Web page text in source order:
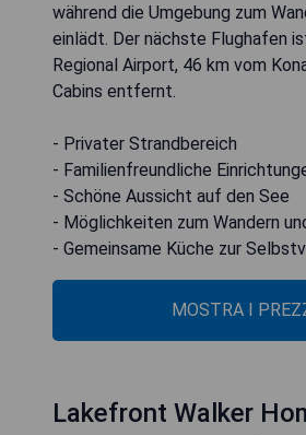
während die Umgebung zum
einlädt. Der nächste Flughafen
Regional Airport, 46 km vom
Cabins entfernt.
- Privater Strandbereich
- Familienfreundliche
- Schöne Aussicht auf den See
- Möglichkeiten zum Wandern
- Gemeinsame Küche zur
MOSTRA I
Lakefront Walker